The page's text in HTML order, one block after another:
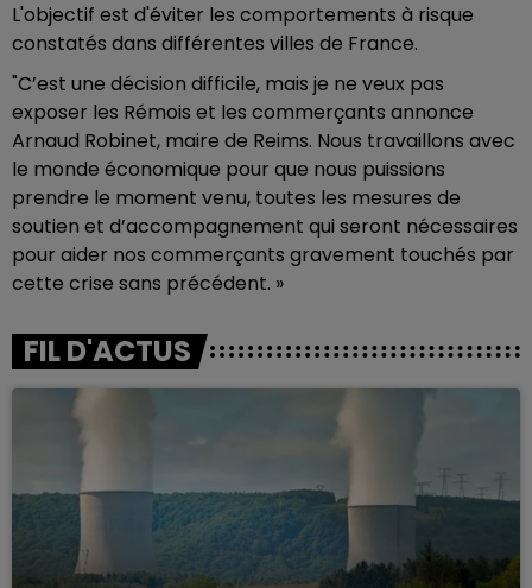
L'objectif est d'éviter les comportements à risque
constatés dans différentes villes de France.
"C’est une décision difficile, mais je ne veux pas
exposer les Rémois et les commerçants annonce
Arnaud Robinet, maire de Reims. Nous travaillons avec
le monde économique pour que nous puissions
prendre le moment venu, toutes les mesures de
soutien et d’accompagnement qui seront nécessaires
pour aider nos commerçants gravement touchés par
cette crise sans précédent. »
FIL D'ACTUS